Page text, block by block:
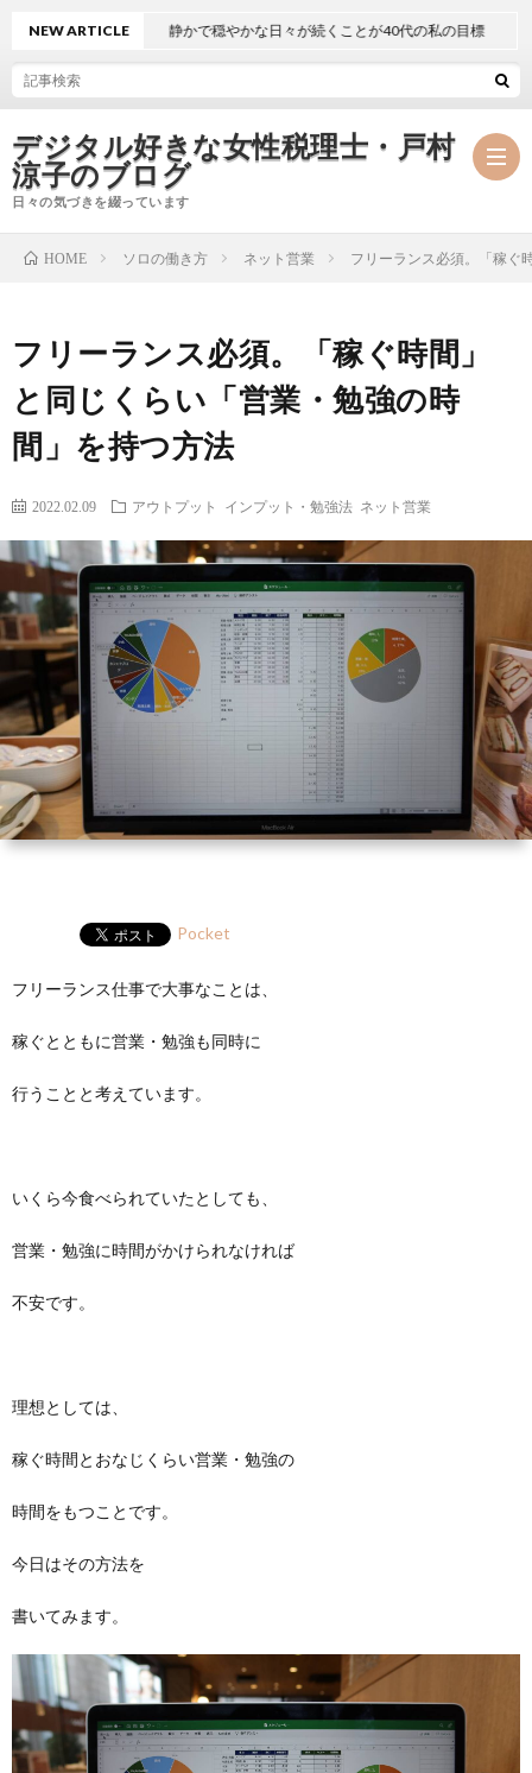
デジタル好きな女性税理士・戸村
涼子のブログ
日々の気づきを綴っています
ー
HP
マ
筆
セ
ナ
ー・
講
NEW ARTICLE 静かで穏やかな日々が続くことが40代の私の目標
HOME ソロの働き方 ネット営業 フリーランス必須。「稼ぐ
フリーランス必須。「稼ぐ時間」
と同じくらい「営業・勉強の時
間」を持つ方法
2022.02.09 アウトプット インプット・勉強法 ネット営業
Pocket
フリーランス仕事で大事なことは、
稼ぐとともに営業・勉強も同時に
行うことと考えています。
いくら今食べられていたとしても、
営業・勉強に時間がかけられなければ
不安です。
理想としては、
稼ぐ時間とおなじくらい営業・勉強の
時間をもつことです。
今日はその方法を
書いてみます。